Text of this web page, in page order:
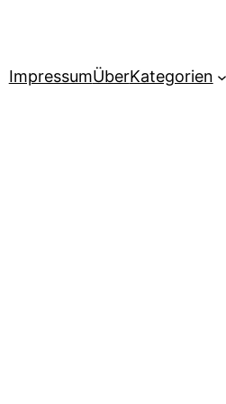
ImpressumÜberKategorien